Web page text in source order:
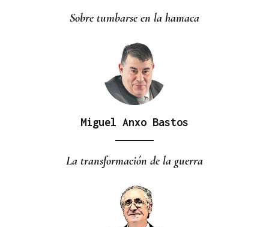
respiración a los aficionados
Sobre tumbarse en la hamaca
Miguel Anxo Bastos
La transformación de la guerra